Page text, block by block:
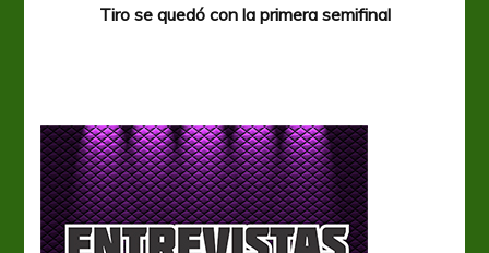
Tiro se quedó con la primera semifinal